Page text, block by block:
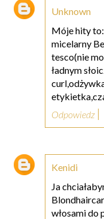
Unknown
Móje hity to:
micelarny
tesco(nie
ładnym
Odpowiedz
Kenidi
Ja
włosami do